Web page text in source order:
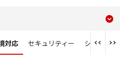
対応 セキュリティー システム連